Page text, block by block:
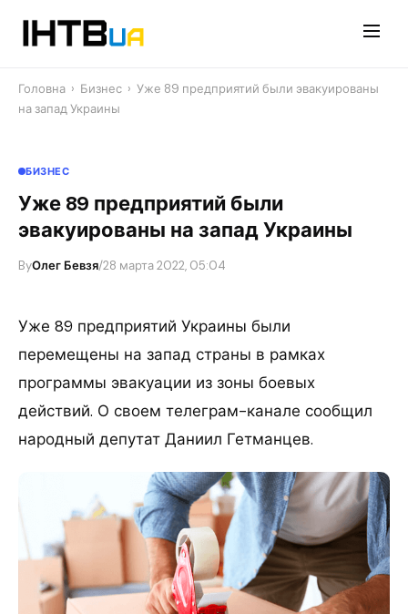
Головна › Бизнес › Уже 89 предприятий были эвакуированы
на запад Украины
БИЗНЕС
Уже 89 предприятий были
эвакуированы на запад Украины
ByОлег Бевзя/28 марта 2022, 05:04
Уже 89 предприятий Украины были
перемещены на запад страны в рамках
программы эвакуации из зоны боевых
действий. О своем телеграм-канале сообщил
народный депутат Даниил Гетманцев.